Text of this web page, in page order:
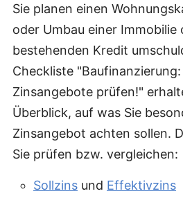
Sie planen einen
oder Umbau einer Immobilie
bestehenden Kredit
Checkliste
Zinsangebote prüfen!"
Überblick, auf was Sie
Zinsangebot achten sollen.
Sie prüfen bzw. vergleichen:
Sollzins und Effektivzins